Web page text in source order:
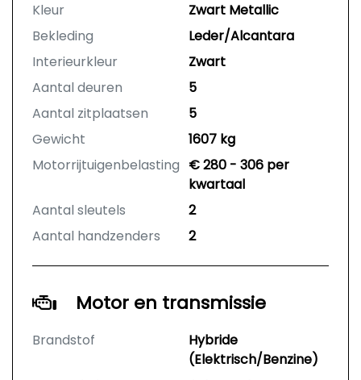
Kleur
Zwart Metallic
Bekleding
Leder/Alcantara
Interieurkleur
Zwart
Aantal deuren
5
Aantal zitplaatsen
5
Gewicht
1607 kg
Motorrijtuigenbelasting € 280 - 306 per
kwartaal
Aantal sleutels
2
Aantal handzenders
2
Motor en transmissie
Brandstof
Hybride
(Elektrisch/Benzine)